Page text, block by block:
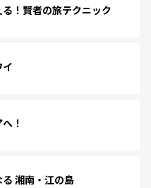
！賢者の旅テクニック
！
湘南・江の島